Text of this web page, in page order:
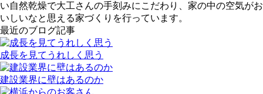
い自然乾燥で大工さんの手刻みにこだわり、家の中の空気がお
いしいなと思える家づくりを行っています。
最近のブログ記事
成長を見てうれしく思う
建設業界に壁はあるのか